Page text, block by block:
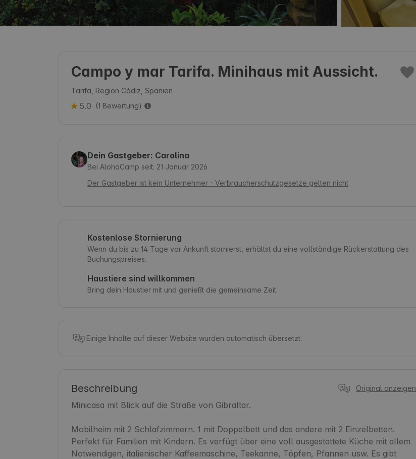
Campo y mar Tarifa. Minihaus mit Aussicht.
Tarifa, Region Cádiz, Spanien
5.0 (1 Bewertung)
Dein Gastgeber: Carolina
Bei AlohaCamp seit: 21 Januar 2026
Der Gastgeber ist kein Unternehmer - Verbraucherschutzgesetze gelten nicht
Kostenlose Stornierung
Wenn du bis zu 14 Tage vor Ankunft stornierst, erhältst du eine vollständige Rückerstattung des
Buchungspreises.
Haustiere sind willkommen
Bring dein Haustier mit und genießt die gemeinsame Zeit.
Einige Inhalte auf dieser Website wurden automatisch übersetzt.
Beschreibung Original anzeigen
Minicasa mit Blick auf die Straße von Gibraltar.
Mobilheim mit 2 Schlafzimmern. 1 mit Doppelbett und das andere mit 2 Einzelbetten.
Perfekt für Familien mit Kindern. Es verfügt über eine voll ausgestattete Küche mit allem
Notwendigen, italienischer Kaffeemaschine, Teekanne, Töpfen, Pfannen usw. Es gibt